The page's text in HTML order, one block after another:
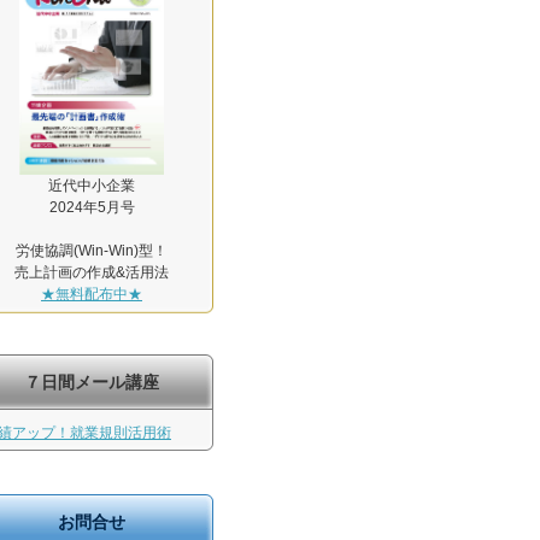
近代中小企業
2024年5月号
労使協調(Win-Win)型！
売上計画の作成&活用法
★無料配布中★
７日間メール講座
アップ！就業規則活用術
お問合せ